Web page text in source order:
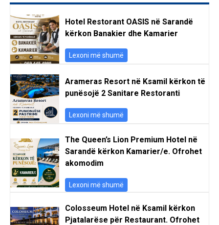
Hotel Restorant OASIS në Sarandë
kërkon Banakier dhe Kamarier
Lexoni më shumë
Arameras Resort në Ksamil kërkon të
punësojë 2 Sanitare Restoranti
Lexoni më shumë
The Queen’s Lion Premium Hotel në
Sarandë kërkon Kamarier/e. Ofrohet
akomodim
Lexoni më shumë
Colosseum Hotel në Ksamil kërkon
Pjatalarëse për Restaurant. Ofrohet